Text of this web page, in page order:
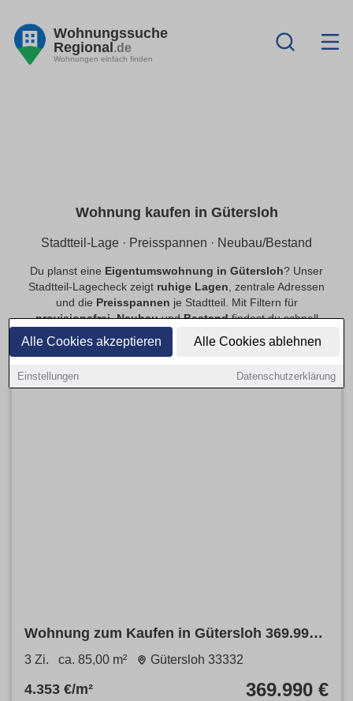
Alle Cookies akzeptieren Alle Cookies ablehnen
Einstellungen Datenschutzerklärung
Wohnungssuche
Regional.de
Wohnungen einfach finden
Wohnung kaufen in Gütersloh
Stadtteil-Lage · Preisspannen · Neubau/Bestand
Du planst eine Eigentumswohnung in Gütersloh? Unser
Stadtteil-Lagecheck zeigt ruhige Lagen , zentrale Adressen
und die Preisspannen je Stadtteil. Mit Filtern für
provisionsfrei,NeubauundBestandfindest du schnell
passende Angebote.
Wohnung zum Kaufen in Gütersloh 369.990 €
85 m²
3 Zi. ca. 85,00 m² Gütersloh 33332
4.353 €/m² 369.990 €